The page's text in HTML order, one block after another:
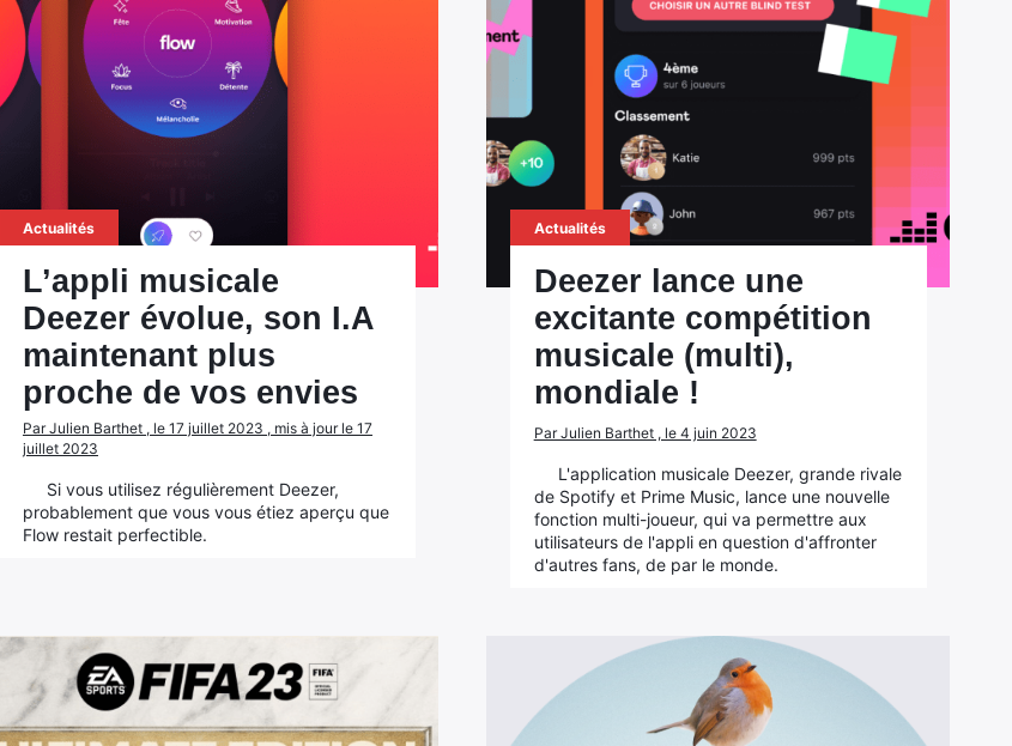
Actualités
L’appli musicale
Deezer évolue, son I.A
maintenant plus
proche de vos envies
Par Julien Barthet , le 17 juillet 2023 , mis à jour le 17
juillet 2023
Si vous utilisez régulièrement Deezer,
probablement que vous vous étiez aperçu que
Flow restait perfectible.
Actualités
Deezer lance une
excitante compétition
musicale (multi),
mondiale !
Par Julien Barthet , le 4 juin 2023
L'application musicale Deezer, grande rivale
de Spotify et Prime Music, lance une nouvelle
fonction multi-joueur, qui va permettre aux
utilisateurs de l'appli en question d'affronter
d'autres fans, de par le monde.